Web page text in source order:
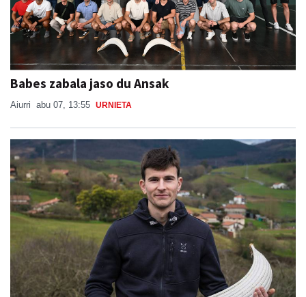
Babes zabala jaso du Ansak
Aiurri abu 07, 13:55 URNIETA